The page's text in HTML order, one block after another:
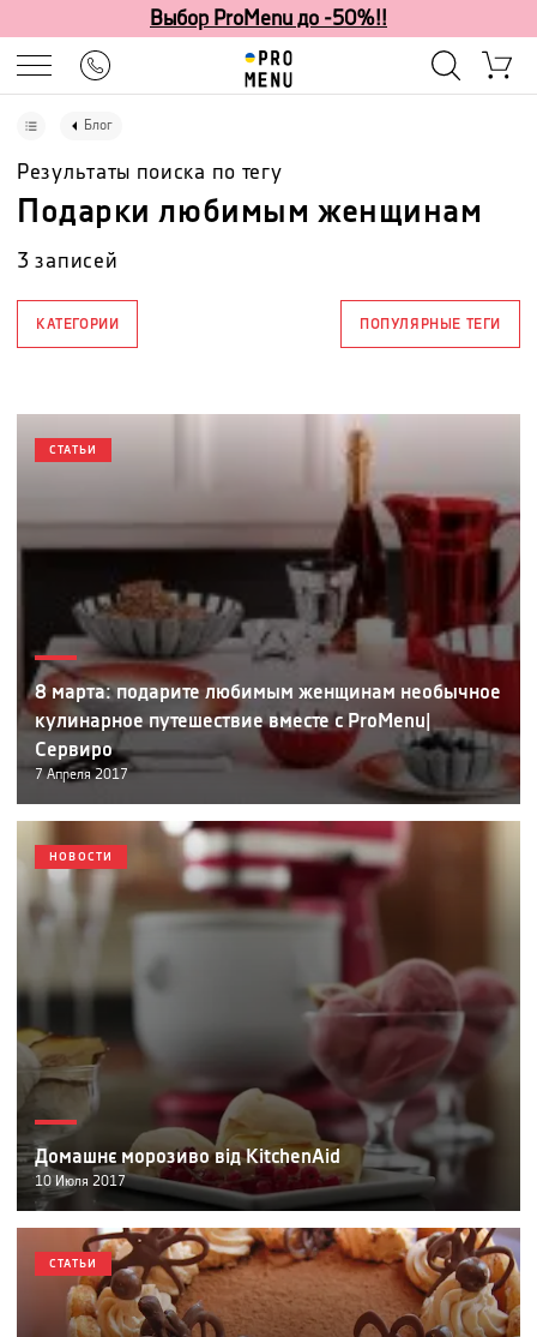
Выбор ProMenu до -50%!!
Блог
Результаты поиска по тегу
Подарки любимым женщинам
3 записей
КАТЕГОРИИ ПОПУЛЯРНЫЕ ТЕГИ
СТАТЬИ
8 марта: подарите любимым женщинам необычное
кулинарное путешествие вместе с ProMenu|
Сервиро
7 Апреля 2017
НОВОСТИ
Домашнє морозиво від KitchenAid
10 Июля 2017
СТАТЬИ